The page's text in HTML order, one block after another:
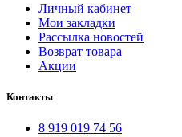
Личный кабинет
Мои закладки
Рассылка новостей
Возврат товара
Акции
Контакты
8 919 019 74 56